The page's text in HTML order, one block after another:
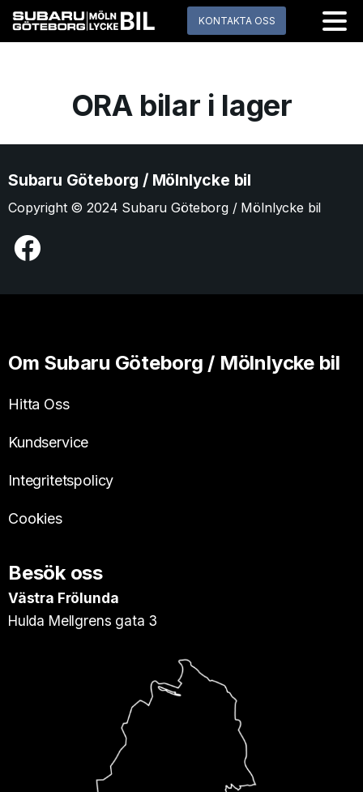
KONTAKTA OSS
ORA bilar i lager
Subaru Göteborg / Mölnlycke bil
Copyright © 2024 Subaru Göteborg / Mölnlycke bil
Om Subaru Göteborg / Mölnlycke bil
Hitta Oss
Kundservice
Integritetspolicy
Cookies
Besök oss
Västra Frölunda
Hulda Mellgrens gata 3